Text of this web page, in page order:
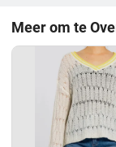
Meer om te